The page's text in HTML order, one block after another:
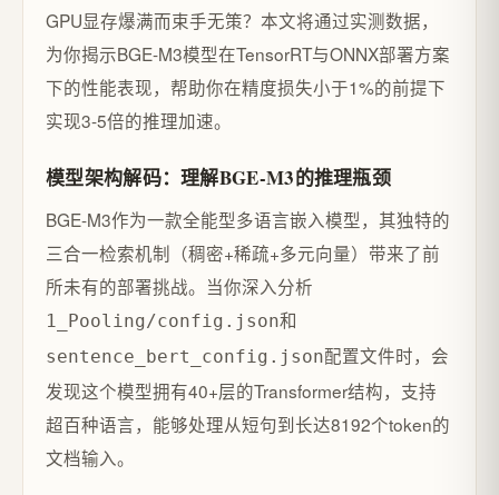
GPU显存爆满而束手无策？本文将通过实测数据，
为你揭示BGE-M3模型在TensorRT与ONNX部署方案
下的性能表现，帮助你在精度损失小于1%的前提下
实现3-5倍的推理加速。
模型架构解码：理解BGE-M3的推理瓶颈
BGE-M3作为一款全能型多语言嵌入模型，其独特的
三合一检索机制（稠密+稀疏+多元向量）带来了前
所未有的部署挑战。当你深入分析
1_Pooling/config.json和
sentence_bert_config.json配置文件时，会
发现这个模型拥有40+层的Transformer结构，支持
超百种语言，能够处理从短句到长达8192个token的
文档输入。